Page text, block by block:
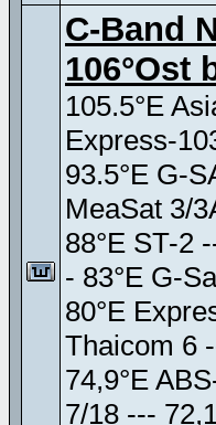
C-Band
106°Ost
105.5°E
Express-
93.5°E G-
MeaSat 3/
88°E ST-2
- 83°E G-
80°E
Thaicom 6
74,9°E
7/18 ---